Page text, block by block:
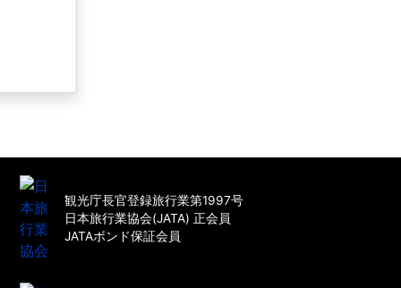
観光庁長官登録旅行業第1997号
日本旅行業協会(JATA) 正会員
JATAボンド保証会員